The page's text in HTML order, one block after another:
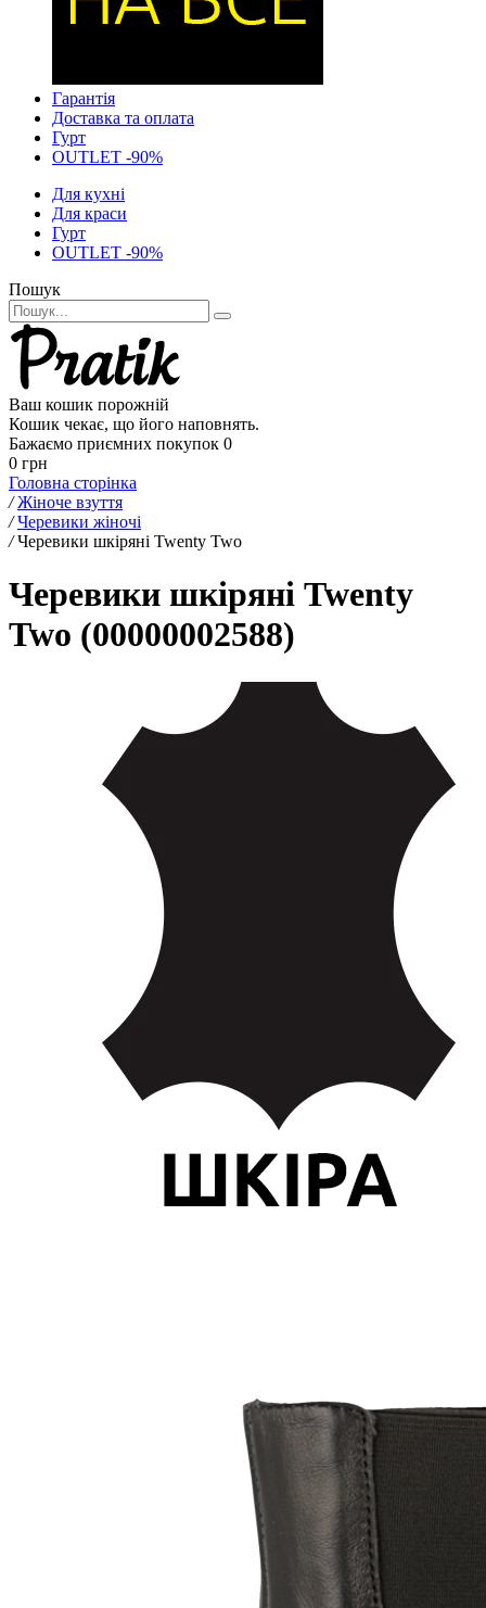
Гарантія
Доставка та оплата
Гурт
OUTLET -90%
Для кухні
Для краси
Гурт
OUTLET -90%
Пошук
Ваш кошик порожній
Кошик чекає, що його наповнять.
Бажаємо приємних покупок 0
0 грн
Головна сторінка
/ Жіноче взуття
/ Черевики жіночі
/ Черевики шкіряні Twenty Two
Черевики шкіряні Twenty
Two (00000002588)